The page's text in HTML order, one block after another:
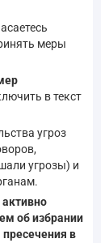
меры
в текст
угроз
угрозы) и
активно
об избрании
в